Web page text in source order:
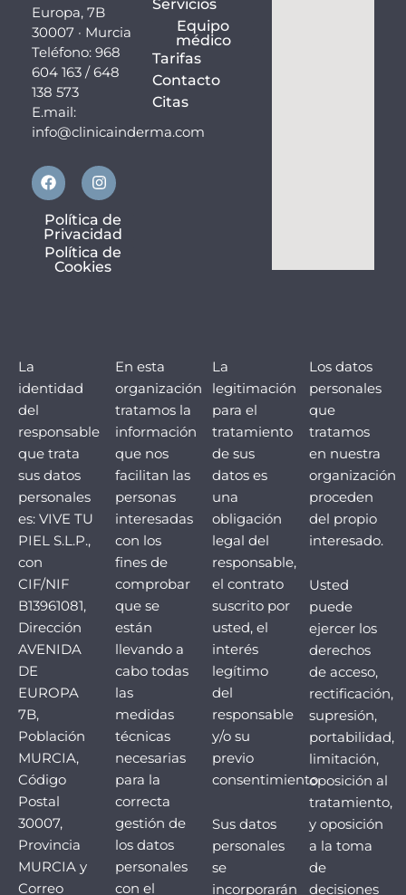
Europa, 7B
30007 · Murcia
Teléfono: 968
604 163 / 648
138 573
E.mail:
info@clinicainderma.com
F
a
c
e
b
o
o
I
n
s
t
a
g
r
Política de
Privacidad
Política de
Cookies
Servicios
Equipo
médico
Tarifas
Contacto
Citas
La
identidad
del
responsable
que trata
sus datos
personales
es: VIVE TU
PIEL S.L.P.,
con
CIF/NIF
B13961081,
Dirección
AVENIDA
DE
EUROPA
7B,
Población
MURCIA,
Código
Postal
30007,
Provincia
MURCIA y
Correo
En esta
organización
tratamos la
información
que nos
facilitan las
personas
interesadas
con los
fines de
comprobar
que se
están
llevando a
cabo todas
las
medidas
técnicas
necesarias
para la
correcta
gestión de
los datos
personales
con el
La
legitimación
para el
tratamiento
de sus
datos es
una
obligación
legal del
responsable,
el contrato
suscrito por
usted, el
interés
legítimo
del
responsable
y/o su
previo
consentimiento.
Sus datos
personales
se
incorporarán
Los datos
personales
que
tratamos
en nuestra
organización
proceden
del propio
interesado.
Usted
puede
ejercer los
derechos
de acceso,
rectificación,
supresión,
portabilidad,
limitación,
oposición al
tratamiento,
y oposición
a la toma
de
decisiones